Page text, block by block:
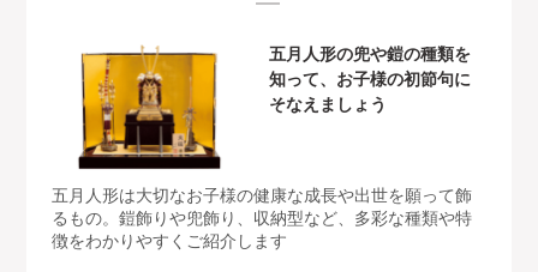
五月人形の兜や鎧の種類を
知って、お子様の初節句に
そなえましょう
五月人形は大切なお子様の健康な成長や出世を願って飾
るもの。鎧飾りや兜飾り、収納型など、多彩な種類や特
徴をわかりやすくご紹介します